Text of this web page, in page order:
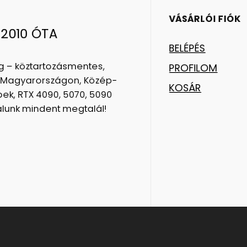
ÓTA
– köztartozásmentes,
Közép-
RTX 4090, 5070, 5090
mindent megtalál!
VÁSÁRLÓI FIÓK
BELÉPÉS
PROFILOM
KOSÁR